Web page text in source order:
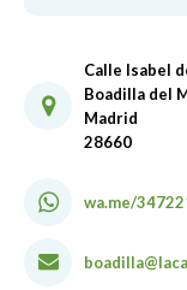
Calle Isabel
Boadilla del
Madrid
28660
wa.me/